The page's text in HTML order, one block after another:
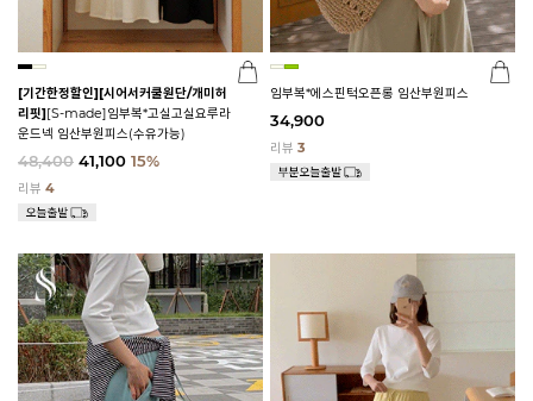
[기간한정할인][시어서커쿨원단/개미허
리핏][S-made]임부복*고실고실요루라
운드넥 임산부원피스(수유가능)
48,400 41,100 15%
리뷰 4
임부복*에스핀턱오픈롱 임산부원피스
34,900
리뷰 3